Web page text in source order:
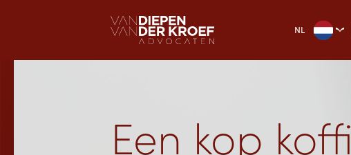
NL
Een kop